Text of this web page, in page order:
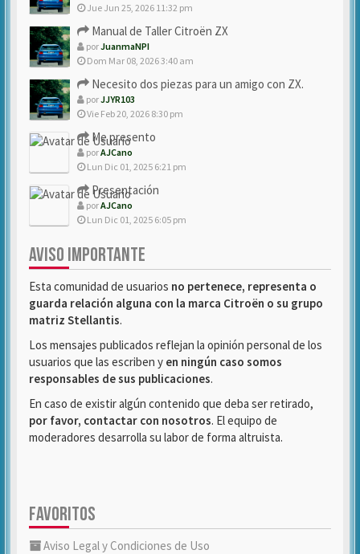
Jue Jun 25, 2026 11:32 pm
Manual de Taller Citroën ZX
porJuanmaNPI
Dom Mar 08, 2026 3:40 am
Necesito dos piezas para un amigo con ZX.
porJJYR103
Vie Feb 20, 2026 8:30 pm
Me presento
porAJCano
Lun Dic 01, 2025 6:21 pm
Presentación
porAJCano
Lun Dic 01, 2025 6:05 pm
AVISO IMPORTANTE
Esta comunidad de usuarios no pertenece, representa o
guarda relación alguna con la marca Citroën o su grupo
matriz Stellantis.
Los mensajes publicados reflejan la opinión personal de los
usuarios que las escriben y en ningún caso somos
responsables de sus publicaciones.
En caso de existir algún contenido que deba ser retirado,
por favor, contactar con nosotros. El equipo de
moderadores desarrolla su labor de forma altruista.
FAVORITOS
Aviso Legal y Condiciones de Uso